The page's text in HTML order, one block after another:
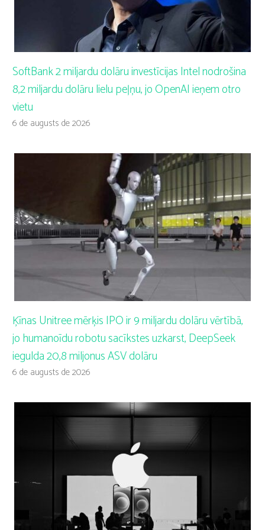
SoftBank 2 miljardu dolāru investīcijas Intel nodrošina
8,2 miljardu dolāru lielu peļņu, jo OpenAI ieņem otro
vietu
6 de augusts de 2026
Ķīnas Unitree mērķis IPO ir 9 miljardu dolāru vērtībā,
jo humanoīdu robotu sacīkstes uzkarst, DeepSeek
iegulda 20,8 miljonus ASV dolāru
6 de augusts de 2026